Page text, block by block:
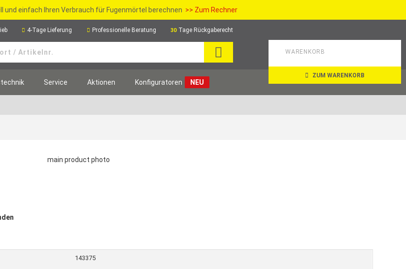
und einfach Ihren Verbrauch für Fugenmörtel berechnen >> Zum Rechner
4-Tage Lieferung Professionelle Beratung 30 Tage Rückgaberecht
WARENKORB
ZUM WARENKORB
Service Aktionen Konfiguratoren NEU
143375